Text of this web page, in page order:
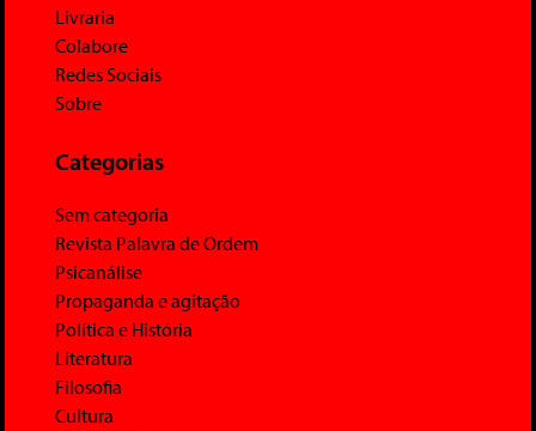
Livraria
Colabore
Redes Sociais
Sobre
Categorias
Sem categoria
Revista Palavra de Ordem
Psicanálise
Propaganda e agitação
Política e História
Literatura
Filosofia
Cultura